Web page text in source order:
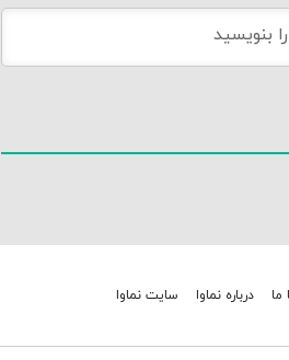
ما درباره نماوا سایت نماوا